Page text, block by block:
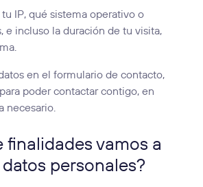
tu IP, qué sistema operativo o
e incluso la duración de tu visita,
en el formulario de contacto,
poder contactar contigo, en
necesario.
finalidades vamos a
personales?